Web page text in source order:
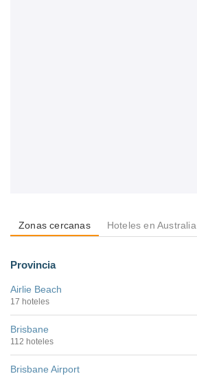
Zonas cercanas Hoteles en Australia
Provincia
Airlie Beach
17 hoteles
Brisbane
112 hoteles
Brisbane Airport